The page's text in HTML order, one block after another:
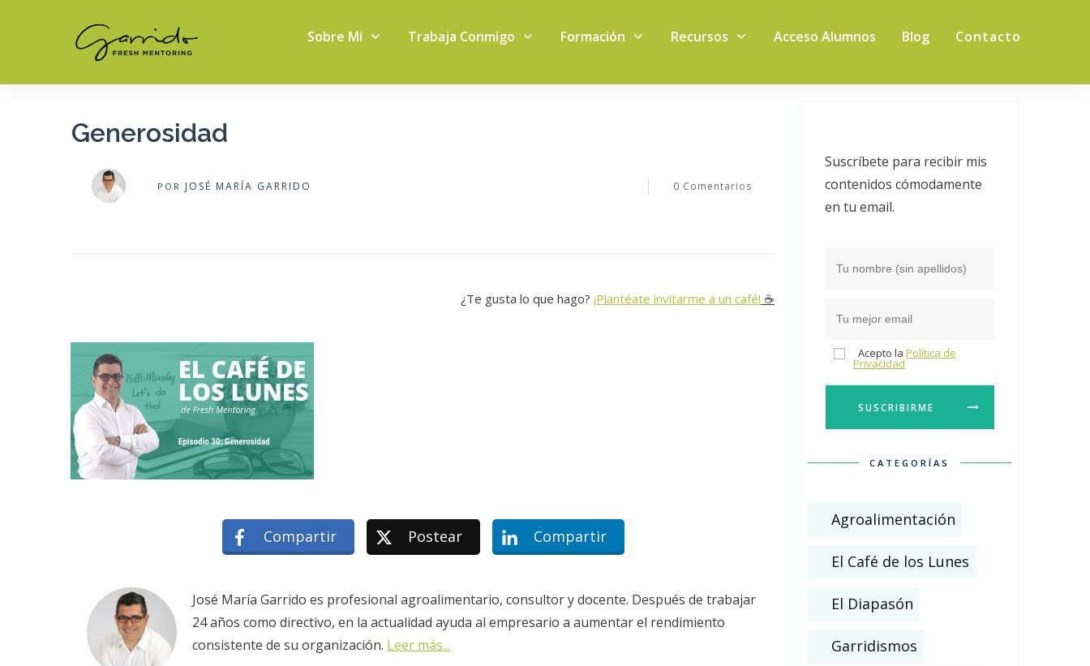
Sobre Mí Trabaja Conmigo Formación Recursos Acceso Alumnos Blog Contacto
Generosidad
POR JOSÉ MARÍA GARRIDO 0 Comentarios
¿Te gusta lo que hago?¡Plantéate invitarme a un café! ☕️
Compartir Postear Compartir
José María Garrido es profesional agroalimentario, consultor y docente. Después de trabajar
24 años como directivo, en la actualidad ayuda al empresario a aumentar el rendimiento
consistente de su organización. Leer más...
Suscríbete para recibir mis
contenidos cómodamente
en tu email.
Acepto la Política de
Privacidad
SUSCRIBIRME
CATEGORÍAS
Agroalimentación
El Café de los Lunes
El Diapasón
Garridismos